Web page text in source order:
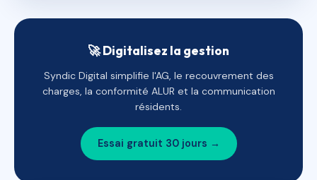
🚀 Digitalisez la gestion
Syndic Digital simplifie l'AG, le recouvrement des
charges, la conformité ALUR et la communication
résidents.
Essai gratuit 30 jours →